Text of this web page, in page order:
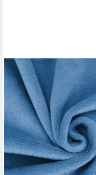
KULLALOO
Stoff -
11,98 €
(11,98 €/ 1 qm)
lieferbar - in 2-3